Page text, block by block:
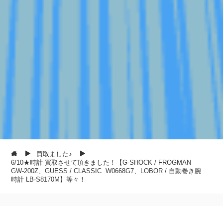
買取ました♪
6/10★時計 買取させて頂きました！【G-SHOCK / FROGMAN
GW-200Z、GUESS / CLASSIC W0668G7、LOBOR / 自動巻き腕
時計 LB-S8170M】等々！